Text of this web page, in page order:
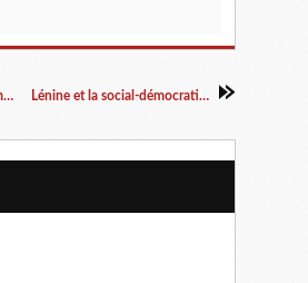
16 et 17 juin 1953 : insurrection ouvrière en "République démocratique allemande", 70ème anniversaire Lénine et la social-démocratie allemande